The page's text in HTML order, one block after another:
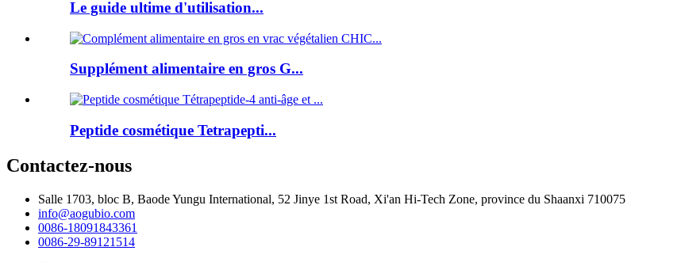
Le guide ultime d'utilisation...
Supplément alimentaire en gros G...
Peptide cosmétique Tetrapepti...
Contactez-nous
Salle 1703, bloc B, Baode Yungu International, 52 Jinye 1st Road, Xi'an Hi-Tech Zone, province du Shaanxi 710075
info@aogubio.com
0086-18091843361
0086-29-89121514